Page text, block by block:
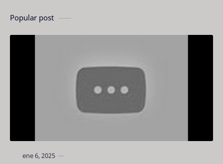
Popular post